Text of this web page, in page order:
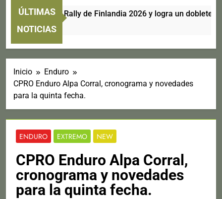
ÚLTIMAS
NOTICIAS
en el Rally de Finlandia 2026 y logra un doblete
Inicio
Enduro
CPRO Enduro Alpa Corral, cronograma y novedades
para la quinta fecha.
ENDURO EXTREMO NEW
CPRO Enduro Alpa Corral,
cronograma y novedades
para la quinta fecha.